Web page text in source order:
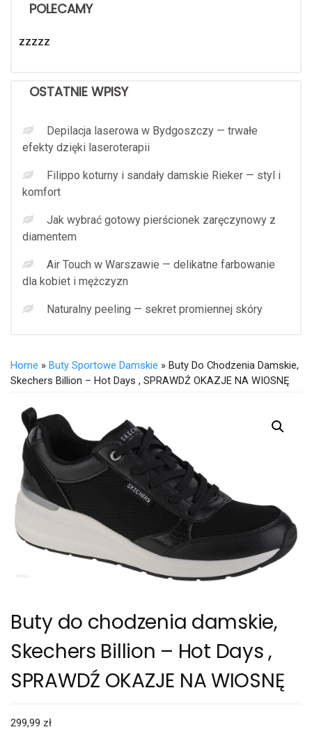
POLECAMY
zzzzz
OSTATNIE WPISY
Depilacja laserowa w Bydgoszczy — trwałe
efekty dzięki laseroterapii
Filippo koturny i sandały damskie Rieker — styl i
komfort
Jak wybrać gotowy pierścionek zaręczynowy z
diamentem
Air Touch w Warszawie — delikatne farbowanie
dla kobiet i mężczyzn
Naturalny peeling — sekret promiennej skóry
Home » Buty Sportowe Damskie » Buty Do Chodzenia Damskie,
Skechers Billion – Hot Days , SPRAWDŹ OKAZJE NA WIOSNĘ
Buty do chodzenia damskie,
Skechers Billion – Hot Days ,
SPRAWDŹ OKAZJE NA WIOSNĘ
299,99 zł